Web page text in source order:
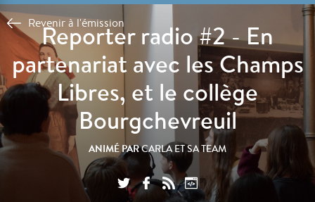
Revenir à l'émission
Reporter radio #2 - En
partenariat avec les Champs
Libres, et le collège
Bourgchevreuil
ANIMÉ PARCARLA ET SA TEAM